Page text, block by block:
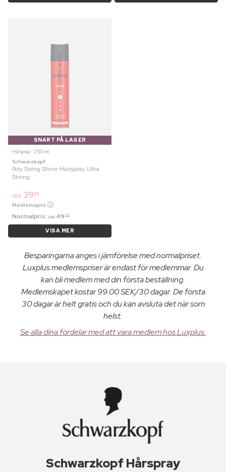
SNART PÅ LAGER
Hårspray ⋅ 250 ml
Schwarzkopf
Poly Swing Shine Hairspray Ultra
Strong
SEK 39 95
Medlemspris
Normalpris: SEK 49 95
VISA MER
Besparingarna anges i jämförelse med normalpriset.
Luxplus medlemspriser är endast för medlemmar. Du
kan bli medlem med din första beställning.
Medlemskapet kostar 99.00 SEK/30 dagar. De första
30 dagar är helt gratis och du kan avsluta det när som
helst.
Se alla dina fördelar med att vara medlem hos Luxplus.
Schwarzkopf Hårspray